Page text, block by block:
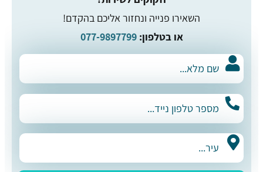
השאירו פנייה ונחזור אליכם בהקדם!
או בטלפון:077-9897799